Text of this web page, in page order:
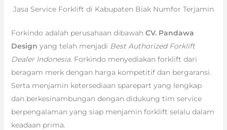
Jasa Service Forklift di Kabupaten Biak Numfor Terjamin
Forkindo adalah perusahaan dibawah CV. Pandawa
Design yang telah menjadi Best Authorized Forklift
Dealer Indonesia. Forkindo menyediakan forklift dari
beragam merk dengan harga kompetitif dan bergaransi.
Serta menjamin ketersediaan sparepart yang lengkap
dan berkesinambungan dengan didukung tim service
berpengalaman yang siap menjamin forklift selalu dalam
keadaan prima.